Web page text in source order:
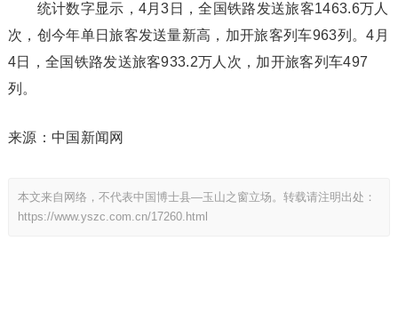
统计数字显示，4月3日，全国铁路发送旅客1463.6万人
次，创今年单日旅客发送量新高，加开旅客列车963列。4月
4日，全国铁路发送旅客933.2万人次，加开旅客列车497
列。
来源：中国新闻网
本文来自网络，不代表中国博士县—玉山之窗立场。转载请注明出处：
https://www.yszc.com.cn/17260.html